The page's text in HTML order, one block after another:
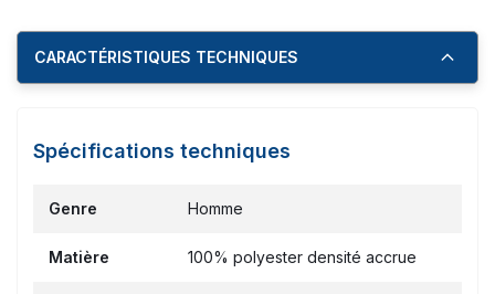
CARACTÉRISTIQUES TECHNIQUES
Spécifications techniques
Genre Homme
Matière 100% polyester densité accrue